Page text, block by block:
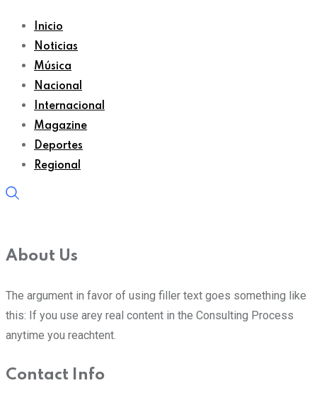
Inicio
Noticias
Música
Nacional
Internacional
Magazine
Deportes
Regional
About Us
The argument in favor of using filler text goes something like
this: If you use arey real content in the Consulting Process
anytime you reachtent.
Contact Info